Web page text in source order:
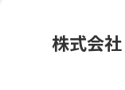
株式会